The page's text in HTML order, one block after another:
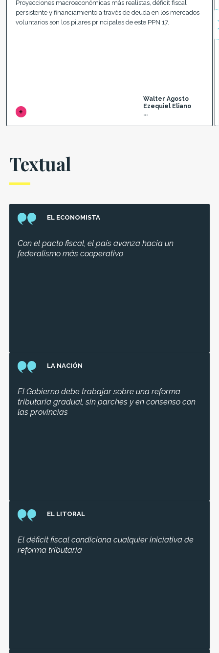
Proyecciones macroeconómicas más realistas, déficit fiscal
persistente y financiamiento a través de deuda en los mercados
voluntarios son los pilares principales de este PPN 17.
Walter Agosto
Ezequiel Eliano
...
Textual
EL ECONOMISTA
Con el pacto fiscal, el país avanza hacia un
federalismo más cooperativo
LA NACIÓN
El Gobierno debe trabajar sobre una reforma
tributaria gradual, sin parches y en consenso con
las provincias
EL LITORAL
El déficit fiscal condiciona cualquier iniciativa de
reforma tributaria